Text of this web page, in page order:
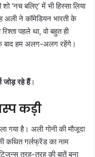
‘नच बलिए’ में भी हिस्सा लिया
अली ने कॉमेडियन भारती के
रिश्ता पहले था, वो बहुत ही
बाद हम अलग-अलग रहेंगे।
जोड़ रहे हैं।
कड़ी
गया है। अली गोनी की मौजूदा
कथित गर्लफ्रेंड का नाम
तरह-तरह की बातें बना